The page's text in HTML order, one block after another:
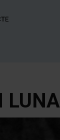
LUNA